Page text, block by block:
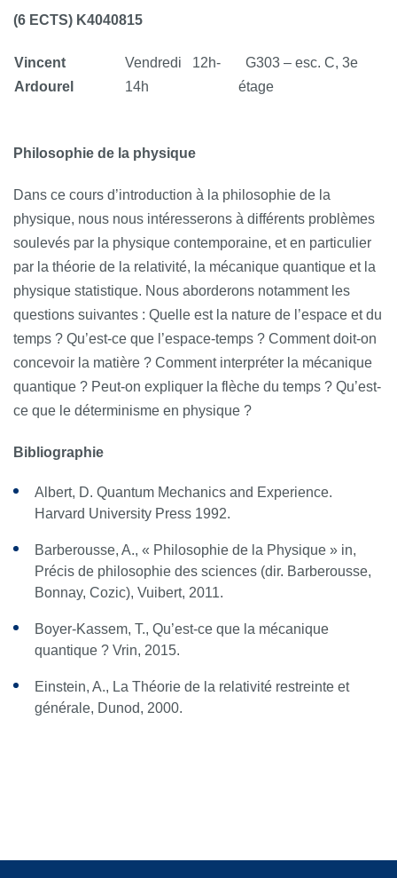
(6 ECTS) K4040815
Vincent
Ardourel
Vendredi 12h-
14h
G303 – esc. C, 3e
étage
Philosophie de la physique
Dans ce cours d’introduction à la philosophie de la
physique, nous nous intéresserons à différents problèmes
soulevés par la physique contemporaine, et en particulier
par la théorie de la relativité, la mécanique quantique et la
physique statistique. Nous aborderons notamment les
questions suivantes : Quelle est la nature de l’espace et du
temps ? Qu’est-ce que l’espace-temps ? Comment doit-on
concevoir la matière ? Comment interpréter la mécanique
quantique ? Peut-on expliquer la flèche du temps ? Qu’est-
ce que le déterminisme en physique ?
Bibliographie
Albert, D. Quantum Mechanics and Experience.
Harvard University Press 1992.
Barberousse, A., « Philosophie de la Physique » in,
Précis de philosophie des sciences (dir. Barberousse,
Bonnay, Cozic), Vuibert, 2011.
Boyer-Kassem, T., Qu’est-ce que la mécanique
quantique ? Vrin, 2015.
Einstein, A., La Théorie de la relativité restreinte et
générale, Dunod, 2000.